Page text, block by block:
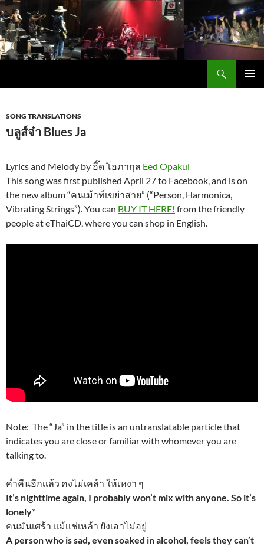
Skip
to
content
SONG TRANSLATIONS
บลูส์จ๋า Blues Ja
Lyrics and Melody by อี๊ด โอภากุล Eed Opakul
This song was first published April 27 to Facebook, and is on
the new album “คนเม้าท์เขย่าสาย” (“Person, Harmonica,
Vibrating Strings”). You can BUY IT HERE! from the friendly
people at eThaiCD, where you can shop in English.
Note: The “Ja” in the title is an untranslatable particle that
indicates you are close or familiar with whomever you are
talking to.
ค่ำคืนอีกเเล้ว คงไม่เคล้า ให้เหงา ๆ
It’s nighttime again, I probably won’t mix with anyone. So it’s
lonely*
คนมันเศร้า เเม้เเช่เหล้า ยังเอาไม่อยู่
A person who is sad, even soaked in alcohol, feels they can’t